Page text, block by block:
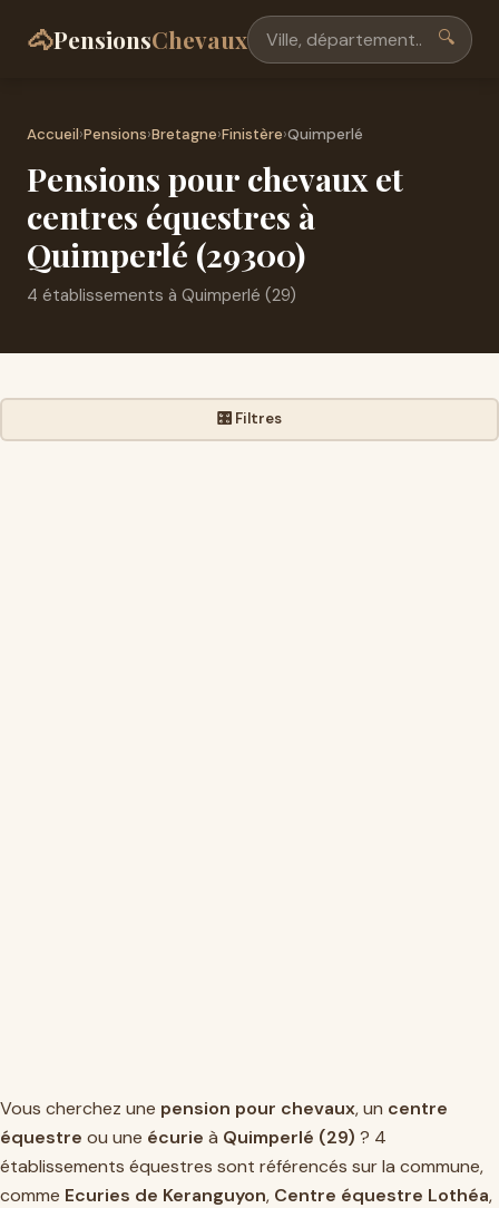
🐴PensionsChevaux 🔍
Accueil›Pensions›Bretagne›Finistère›Quimperlé
Pensions pour chevaux et
centres équestres à
Quimperlé (29300)
4 établissements à Quimperlé (29)
🎛️ Filtres
Vous cherchez une pension pour chevaux, un centre
équestre ou une écurie à Quimperlé (29) ? 4
établissements équestres sont référencés sur la commune,
comme Ecuries de Keranguyon, Centre équestre Lothéa,